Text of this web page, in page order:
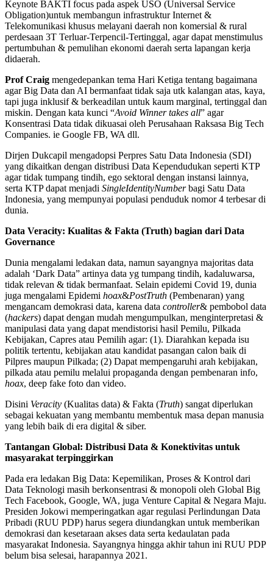
Keynote BAKTI focus pada aspek USO (Universal Service
Obligation)untuk membangun infrastruktur Internet &
Telekomunikasi khusus melayani daerah non komersial & rural
perdesaan 3T Terluar-Terpencil-Tertinggal, agar dapat menstimulus
pertumbuhan & pemulihan ekonomi daerah serta lapangan kerja
didaerah.
Prof Craig mengedepankan tema Hari Ketiga tentang bagaimana
agar Big Data dan AI bermanfaat tidak saja utk kalangan atas, kaya,
tapi juga inklusif & berkeadilan untuk kaum marginal, tertinggal dan
miskin. Dengan kata kunci “Avoid Winner takes all” agar
Konsentrasi Data tidak dikuasai oleh Perusahaan Raksasa Big Tech
Companies. ie Google FB, WA dll.
Dirjen Dukcapil mengadopsi Perpres Satu Data Indonesia (SDI)
yang dikaitkan dengan distribusi Data Kependudukan seperti KTP
agar tidak tumpang tindih, ego sektoral dengan instansi lainnya,
serta KTP dapat menjadi SingleIdentityNumberbagi Satu Data
Indonesia, yang mempunyai populasi penduduk nomor 4 terbesar di
dunia.
Data Veracity: Kualitas & Fakta (Truth) bagian dari Data
Governance
Dunia mengalami ledakan data, namun sayangnya majoritas data
adalah ‘Dark Data” artinya data yg tumpang tindih, kadaluwarsa,
tidak relevan & tidak bermanfaat. Selain epidemi Covid 19, dunia
juga mengalami Epidemi hoax&PostTruth (Pembenaran) yang
mengancam demokrasi data, karena data controller& pembobol data
(hackers) dapat dengan mudah mengumpulkan, menginterpretasi &
manipulasi data yang dapat mendistorisi hasil Pemilu, Pilkada
Kebijakan, Capres atau Pemilih agar: (1). Diarahkan kepada isu
politik tertentu, kebijakan atau kandidat pasangan calon baik di
Pilpres maupun Pilkada; (2) Dapat mempengaruhi arah kebijakan,
pilkada atau pemilu melalui propaganda dengan pembenaran info,
hoax, deep fake foto dan video.
Disini Veracity (Kualitas data) & Fakta (Truth) sangat diperlukan
sebagai kekuatan yang membantu membentuk masa depan manusia
yang lebih baik di era digital & siber.
Tantangan Global: Distribusi Data & Konektivitas untuk
masyarakat terpinggirkan
Pada era ledakan Big Data: Kepemilikan, Proses & Kontrol dari
Data Teknologi masih berkonsentrasi & monopoli oleh Global Big
Tech Facebook, Google, WA, juga Venture Capital & Negara Maju.
Presiden Jokowi memperingatkan agar regulasi Perlindungan Data
Pribadi (RUU PDP) harus segera diundangkan untuk memberikan
demokrasi dan kesetaraan akses data serta kedaulatan pada
masyarakat Indonesia. Sayangnya hingga akhir tahun ini RUU PDP
belum bisa selesai, harapannya 2021.